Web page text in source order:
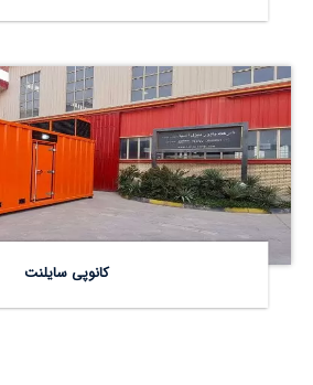
کانوپی سایلنت